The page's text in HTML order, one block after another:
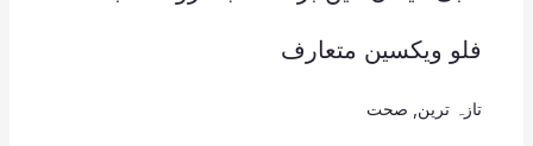
فلو ویکسین متعارف
تازہ ترین صحت